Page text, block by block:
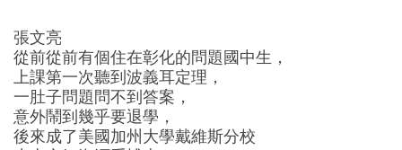
張文亮
從前從前有個住在彰化的問題國中生，
上課第一次聽到波義耳定理，
一肚子問題問不到答案，
意外鬧到幾乎要退學，
後來成了美國加州大學戴維斯分校